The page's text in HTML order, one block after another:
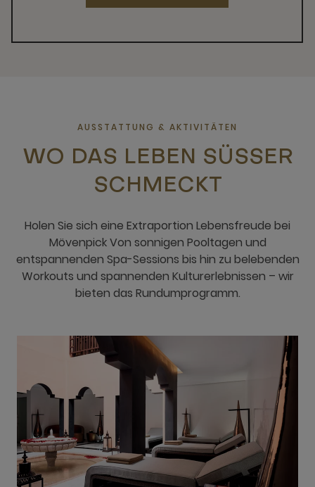
AUSSTATTUNG & AKTIVITÄTEN
WO DAS LEBEN SÜSSER S
CHMECKT
Holen Sie sich eine Extraportion Lebensfreude bei
Mövenpick Von sonnigen Pooltagen und
entspannenden Spa-Sessions bis hin zu belebenden
Workouts und spannenden Kulturerlebnissen – wir
bieten das Rundumprogramm.